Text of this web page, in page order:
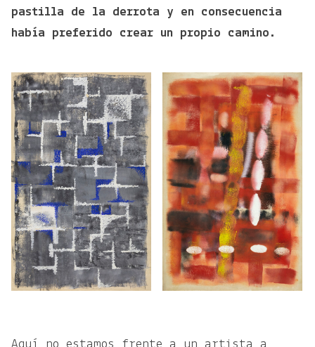
pastilla de la derrota y en consecuencia
había preferido crear un propio camino.